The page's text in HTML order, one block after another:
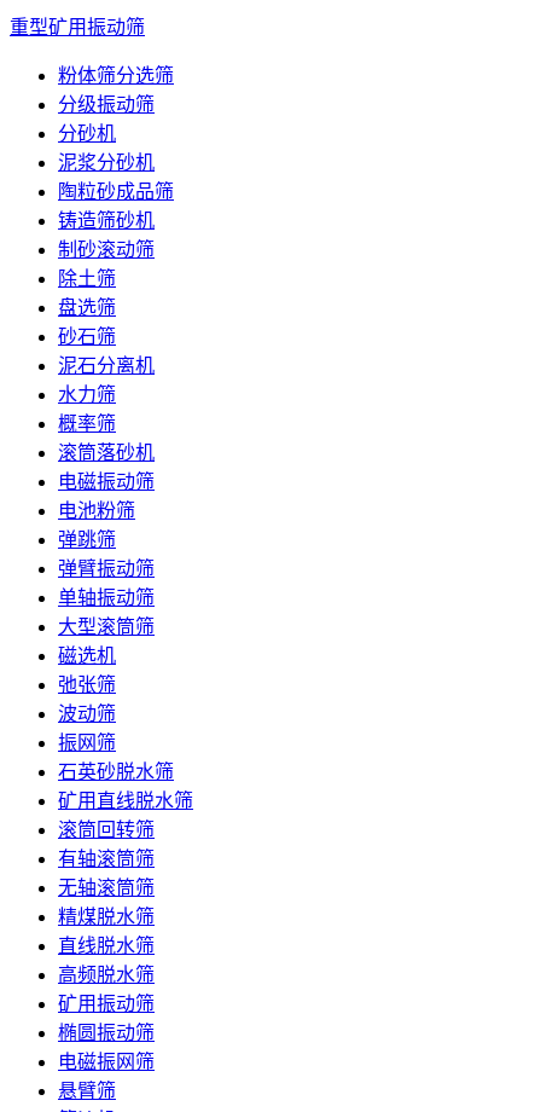
重型矿用振动筛
粉体筛分选筛
分级振动筛
分砂机
泥浆分砂机
陶粒砂成品筛
铸造筛砂机
制砂滚动筛
除土筛
盘选筛
砂石筛
泥石分离机
水力筛
概率筛
滚筒落砂机
电磁振动筛
电池粉筛
弹跳筛
弹臂振动筛
单轴振动筛
大型滚筒筛
磁选机
弛张筛
波动筛
振网筛
石英砂脱水筛
矿用直线脱水筛
滚筒回转筛
有轴滚筒筛
无轴滚筒筛
精煤脱水筛
直线脱水筛
高频脱水筛
矿用振动筛
椭圆振动筛
电磁振网筛
悬臂筛